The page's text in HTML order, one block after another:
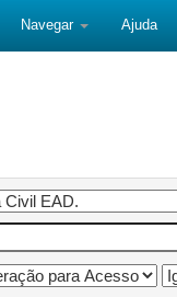
Navegar Ajuda